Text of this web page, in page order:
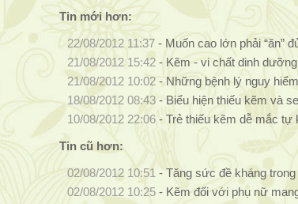
Tin mới hơn:
22/08/2012 11:37- Muốn cao lớn phải “ăn”
21/08/2012 15:42- Kẽm - vi chất dinh
21/08/2012 10:02-Những bệnh lý nguy
18/08/2012 08:43- Biểu hiện thiếu kẽm và
10/08/2012 22:06- Trẻ thiếu kẽm dễ mắc tự
Tin cũ hơn:
02/08/2012 10:51 -Tăng sức đề kháng
02/08/2012 10:25- Kẽm đối với phụ nữ